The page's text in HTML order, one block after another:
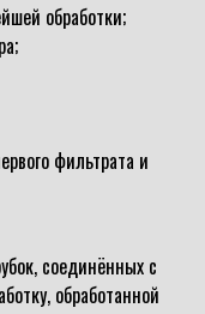
обработки;
фильтрата и
соединённых с
обработанной